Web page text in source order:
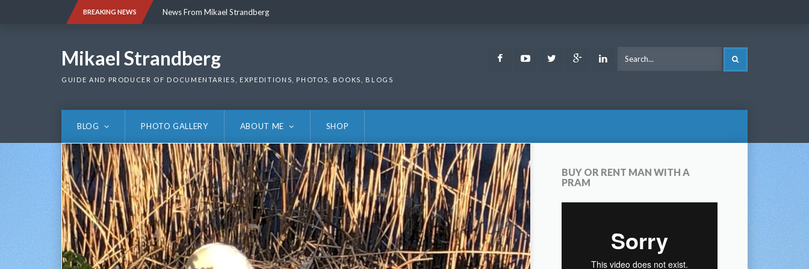
BREAKING NEWS News From Mikael Strandberg
Mikael Strandberg
GUIDE AND PRODUCER OF DOCUMENTARIES, EXPEDITIONS, PHOTOS, BOOKS, BLOGS
FacebookYoutubeTwitter Google LinkedIn
BLOG PHOTO GALLERY ABOUT ME SHOP
BUY OR RENT MAN WITH A
PRAM